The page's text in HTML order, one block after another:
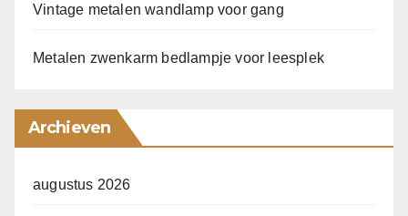
Vintage metalen wandlamp voor gang
Metalen zwenkarm bedlampje voor leesplek
Archieven
augustus 2026